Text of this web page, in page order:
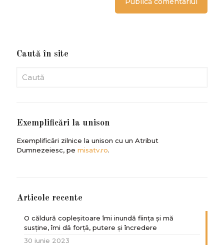
Caută în site
Exemplificări la unison
Exemplificări zilnice la unison cu un Atribut
Dumnezeiesc, pe misatv.ro.
Articole recente
O căldură copleșitoare îmi inundă ființa și mă
susține, îmi dă forță, putere și încredere
30 iunie 2023